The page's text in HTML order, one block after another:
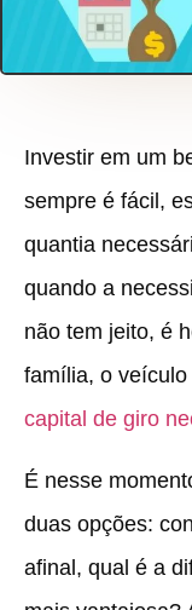
Investir em um
sempre é fácil,
quantia
quando a
não tem jeito, é
família, o
capital de giro
É nesse
duas opções:
afinal, qual é a